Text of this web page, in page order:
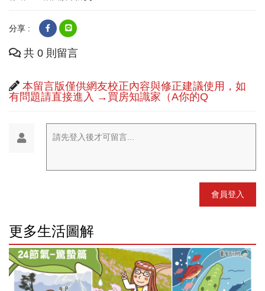
分享 :
共 0 則留言
本留言版僅供網友校正內容與修正建議使用，如
有問題請直接進入 →買房知識家（A你的Q
請先登入後才可留言...
會員登入
更多生活圖解